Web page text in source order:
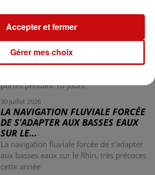
nazi
31 juillet 2026
LA 77E FOIRE AUX VINS DE
COLMAR OUVRE SES PORTES
PENDANT 10 JOURS
portes pendant 10 jours
30 juillet 2026
LA NAVIGATION FLUVIALE FORCÉE
DE S’ADAPTER AUX BASSES EAUX
SUR LE...
La navigation fluviale forcée de s’adapter
aux basses eaux sur le Rhin, très précoces
cette année
Gérer mes choix
Accepter et fermer